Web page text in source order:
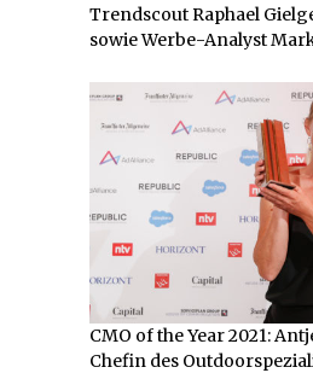
Trendscout Raphael
sowie Werbe-Analyst
CMO of the Year 2021:
Chefin des